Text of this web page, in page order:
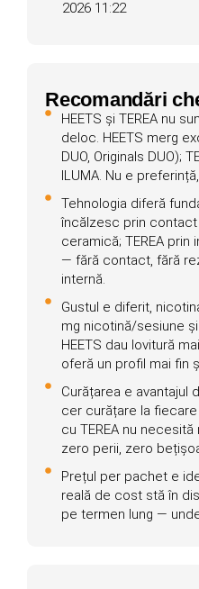
2026 11:22
Recomandări
HEETS și TEREA nu
deloc. HEETS merg
DUO, Originals DUO);
ILUMA. Nu e
Tehnologia diferă
încălzesc prin
ceramică; TEREA
— fără contact, fără
internă.
Gustul e diferit,
mg nicotină/sesiune
HEETS dau lovitură
oferă un profil mai fin
Curățarea e avantajul
cer curățare la fiecare
cu TEREA nu
zero perii, zero
Prețul per pachet e
reală de cost stă în
pe termen lung —